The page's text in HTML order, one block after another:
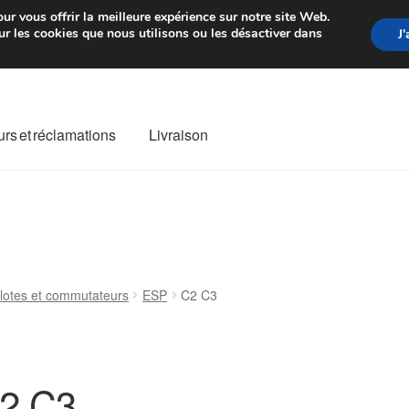
de 7 EUR Du lundi au
et réclamations Livraison
et commutateurs ESP C2 C3
vous offrir la meilleure expérience sur notre site Web.
les cookies que nous utilisons ou les désactiver dans